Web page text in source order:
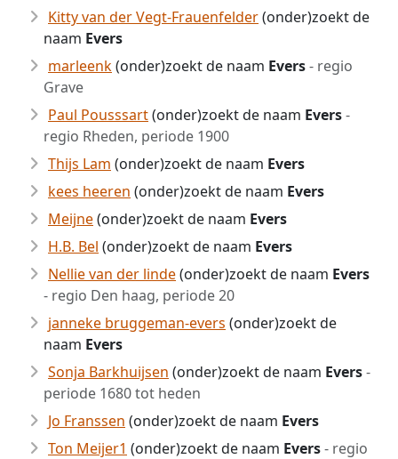
Kitty van der Vegt-Frauenfelder(onder)zoekt de
naam Evers
marleenk(onder)zoekt de naam Evers- regio
Grave
Paul Pousssart(onder)zoekt de naam Evers-
regio Rheden, periode 1900
Thijs Lam (onder)zoekt de naam Evers
kees heeren (onder)zoekt de naam Evers
Meijne(onder)zoekt de naam Evers
H.B. Bel (onder)zoekt de naam Evers
Nellie van der linde(onder)zoekt de naam Evers
- regio Den haag, periode 20
janneke bruggeman-evers (onder)zoekt de
naam Evers
Sonja Barkhuijsen (onder)zoekt de naam Evers-
periode 1680 tot heden
Jo Franssen (onder)zoekt de naam Evers
Ton Meijer1 (onder)zoekt de naam Evers- regio